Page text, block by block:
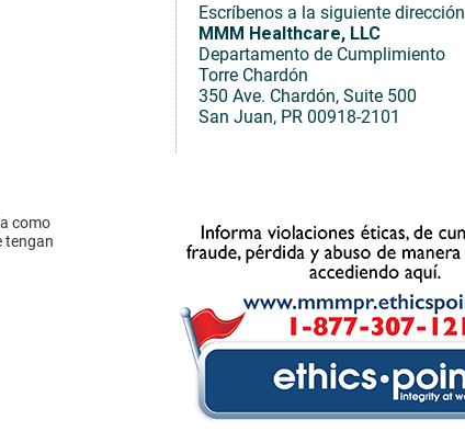
Escríbenos a la siguiente dirección
MMM Healthcare, LLC
Departamento de Cumplimiento
Torre Chardón
350 Ave. Chardón, Suite 500
San Juan, PR 00918-2101
como
tengan